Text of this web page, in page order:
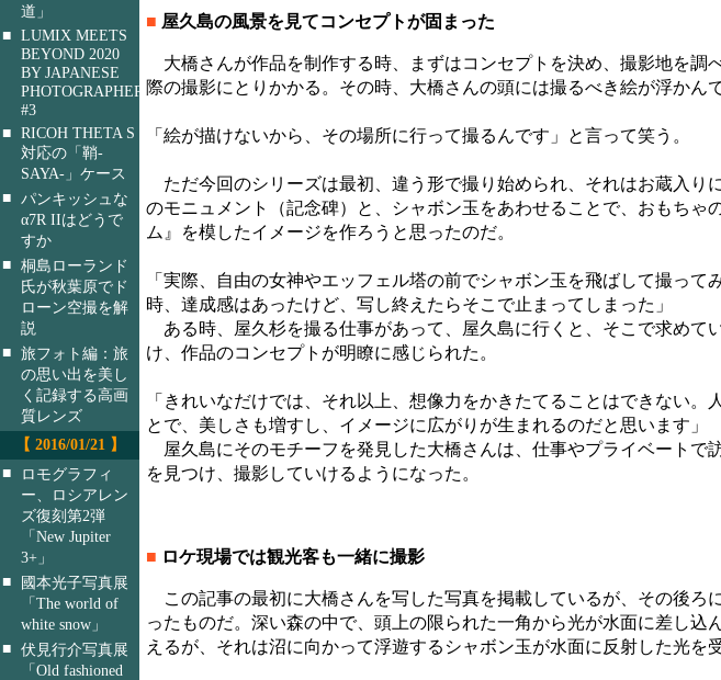
道」
■ LUMIX MEETS
BEYOND 2020
BY JAPANESE
PHOTOGRAPHERS
#3
■ RICOH THETA S
対応の「鞘-
SAYA-」ケース
■ パンキッシュな
α7R IIはどうで
すか
■ 桐島ローランド
氏が秋葉原でド
ローン空撮を解
説
■ 旅フォト編：旅
の思い出を美し
く記録する高画
質レンズ
【 2016/01/21 】
■
ロモグラフィ
ー、ロシアレン
ズ復刻第2弾
「New Jupiter
3+」
■
國本光子写真展
「The world of
white snow」
■ 伏見行介写真展
「Old fashioned
■ 屋久島の風景を見てコンセプトが固まった
大橋さんが作品を制作する時、まずはコンセプトを決め、撮影地を調
際の撮影にとりかかる。その時、大橋さんの頭には撮るべき絵が浮かん
「絵が描けないから、その場所に行って撮るんです」と言って笑う。
ただ今回のシリーズは最初、違う形で撮り始められ、それはお蔵入り
のモニュメント（記念碑）と、シャボン玉をあわせることで、おもちゃ
ム』を模したイメージを作ろうと思ったのだ。
「実際、自由の女神やエッフェル塔の前でシャボン玉を飛ばして撮って
時、達成感はあったけど、写し終えたらそこで止まってしまった」
ある時、屋久杉を撮る仕事があって、屋久島に行くと、そこで求めて
け、作品のコンセプトが明瞭に感じられた。
「きれいなだけでは、それ以上、想像力をかきたてることはできない
とで、美しさも増すし、イメージに広がりが生まれるのだと思います」
屋久島にそのモチーフを発見した大橋さんは、仕事やプライベートで
を見つけ、撮影していけるようになった。
■ ロケ現場では観光客も一緒に撮影
この記事の最初に大橋さんを写した写真を掲載しているが、その後ろ
ったものだ。深い森の中で、頭上の限られた一角から光が水面に差し込
えるが、それは沼に向かって浮遊するシャボン玉が水面に反射した光を